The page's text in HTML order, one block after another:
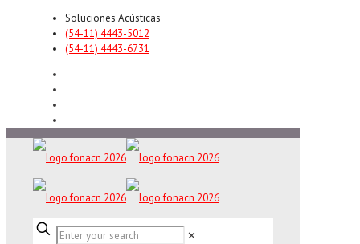
Soluciones Acústicas
(54-11) 4443-5012
(54-11) 4443-6731
✕